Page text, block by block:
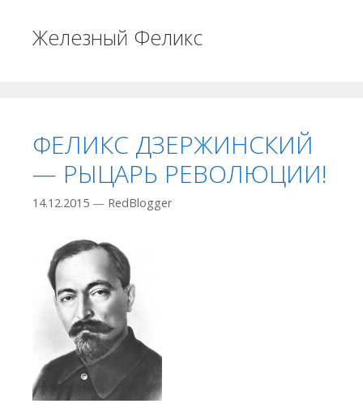
Железный Феликс
ФЕЛИКС ДЗЕРЖИНСКИЙ
— РЫЦАРЬ РЕВОЛЮЦИИ!
14.12.2015 — RedBlogger